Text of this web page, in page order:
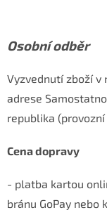
Osobní odběr
Vyzvednutí zboží v
adrese
republika (provozní
Cena dopravy
- platba kartou
bránu GoPay nebo